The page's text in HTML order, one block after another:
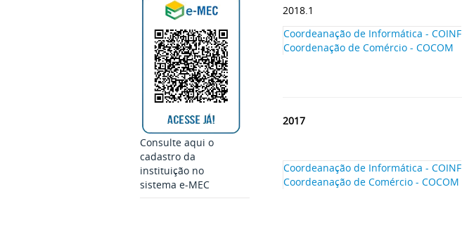
Consulte aqui o
cadastro da
instituição no
sistema e-MEC
2018.1
Coordeanação de Informática - COINF
Coordenação de Comércio - COCOM
2017
Coordeanação de Informática - COINF
Coordeanação de Comércio - COCOM